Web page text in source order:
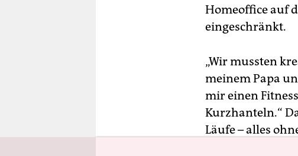
Homeoffice auf
eingeschränkt.
„Wir mussten
meinem Papa
mir einen
Kurzhanteln.“
Läufe – alles